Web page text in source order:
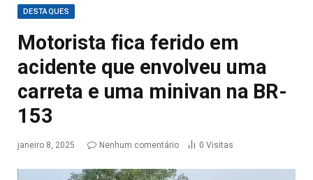
DESTAQUES
Motorista fica ferido em
acidente que envolveu uma
carreta e uma minivan na BR-
153
janeiro 8, 2025 Nenhum comentário 0 Visitas